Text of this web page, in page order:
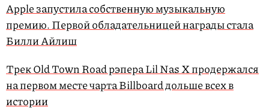
Apple запустила собственную музыкальную
премию. Первой обладательницей награды стала
Билли Айлиш
Трек Old Town Road рэпера Lil Nas X продержался
на первом месте чарта Billboard дольше всех в
истории​